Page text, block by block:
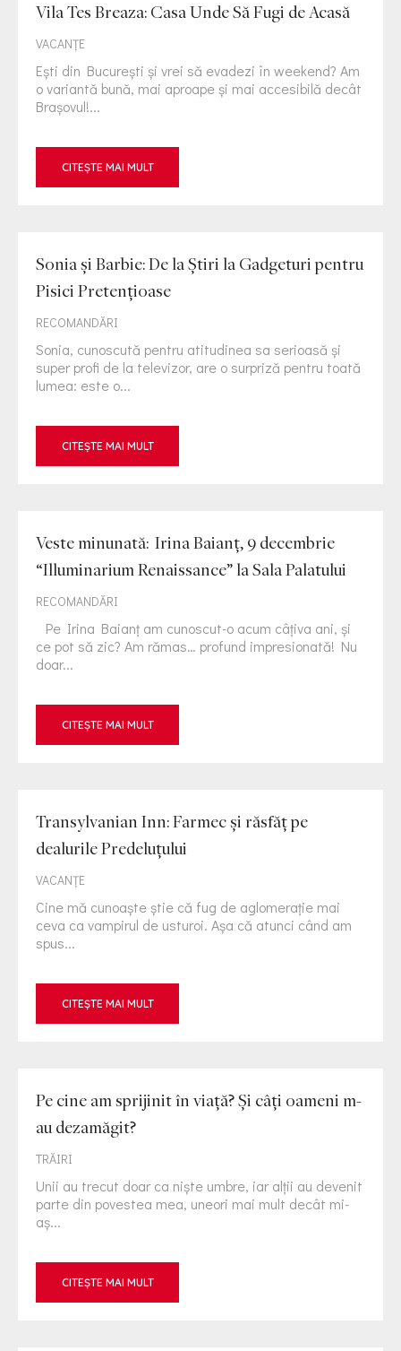
Vila Tes Breaza: Casa Unde Să Fugi de Acasă
VACANȚE
Ești din București și vrei să evadezi în weekend? Am
o variantă bună, mai aproape și mai accesibilă decât
Brașovul!...
CITEȘTE MAI MULT
Sonia și Barbie: De la Știri la Gadgeturi pentru
Pisici Pretențioase
RECOMANDĂRI
Sonia, cunoscută pentru atitudinea sa serioasă și
super profi de la televizor, are o surpriză pentru toată
lumea: este o...
CITEȘTE MAI MULT
Veste minunată: Irina Baianț, 9 decembrie
“Illuminarium Renaissance” la Sala Palatului
RECOMANDĂRI
Pe Irina Baianț am cunoscut-o acum câțiva ani, și
ce pot să zic? Am rămas… profund impresionată! Nu
doar...
CITEȘTE MAI MULT
Transylvanian Inn: Farmec și răsfăț pe
dealurile Predeluțului
VACANȚE
Cine mă cunoaște știe că fug de aglomerație mai
ceva ca vampirul de usturoi. Așa că atunci când am
spus...
CITEȘTE MAI MULT
Pe cine am sprijinit în viață? Și câți oameni m-
au dezamăgit?
TRĂIRI
Unii au trecut doar ca niște umbre, iar alții au devenit
parte din povestea mea, uneori mai mult decât mi-
aș...
CITEȘTE MAI MULT